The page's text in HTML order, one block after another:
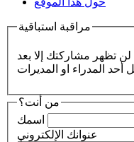
مراقبة استباقية
لن تظهر مشاركتك إلا بعد
من أنت؟
اسمك
عنوانك الإلكتروني